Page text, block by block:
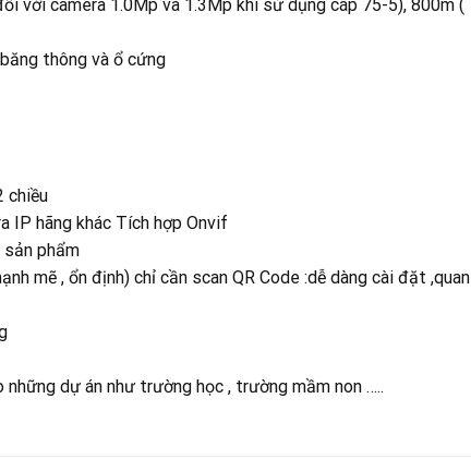
với camera 1.0Mp và 1.3Mp khi sử dụng cáp 75-5), 800m (
thông và ổ cứng
chiều
IP hãng khác Tích hợp Onvif
phẩm
mẽ , ổn định) chỉ cần scan QR Code :dễ dàng cài đặt ,quan
dự án như trường học , trường mầm non …..